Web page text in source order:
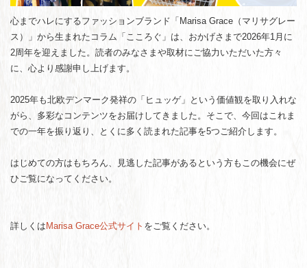
心までハレにするファッションブランド「Marisa Grace（マリサグレー
ス）」から生まれたコラム「こころぐ」は、おかげさまで2026年1月に
2周年を迎えました。読者のみなさまや取材にご協力いただいた方々
に、心より感謝申し上げます。
2025年も北欧デンマーク発祥の「ヒュッゲ」という価値観を取り入れな
がら、多彩なコンテンツをお届けしてきました。そこで、今回はこれま
での一年を振り返り、とくに多く読まれた記事を5つご紹介します。
はじめての方はもちろん、見逃した記事があるという方もこの機会にぜ
ひご覧になってください。
詳しくは Marisa Grace公式サイト をご覧ください。